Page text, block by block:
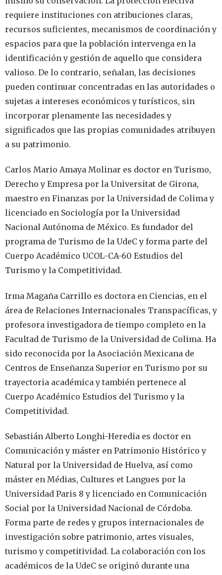
requiere instituciones con atribuciones claras,
recursos suficientes, mecanismos de coordinación y
espacios para que la población intervenga en la
identificación y gestión de aquello que considera
valioso. De lo contrario, señalan, las decisiones
pueden continuar concentradas en las autoridades o
sujetas a intereses económicos y turísticos, sin
incorporar plenamente las necesidades y
significados que las propias comunidades atribuyen
a su patrimonio.
Carlos Mario Amaya Molinar es doctor en Turismo,
Derecho y Empresa por la Universitat de Girona,
maestro en Finanzas por la Universidad de Colima y
licenciado en Sociología por la Universidad
Nacional Autónoma de México. Es fundador del
programa de Turismo de la UdeC y forma parte del
Cuerpo Académico UCOL-CA-60 Estudios del
Turismo y la Competitividad.
Irma Magaña Carrillo es doctora en Ciencias, en el
área de Relaciones Internacionales Transpacíficas, y
profesora investigadora de tiempo completo en la
Facultad de Turismo de la Universidad de Colima. Ha
sido reconocida por la Asociación Mexicana de
Centros de Enseñanza Superior en Turismo por su
trayectoria académica y también pertenece al
Cuerpo Académico Estudios del Turismo y la
Competitividad.
Sebastián Alberto Longhi-Heredia es doctor en
Comunicación y máster en Patrimonio Histórico y
Natural por la Universidad de Huelva, así como
máster en Médias, Cultures et Langues por la
Universidad Paris 8 y licenciado en Comunicación
Social por la Universidad Nacional de Córdoba.
Forma parte de redes y grupos internacionales de
investigación sobre patrimonio, artes visuales,
turismo y competitividad. La colaboración con los
académicos de la UdeC se originó durante una